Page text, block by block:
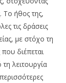
Το ήθος της,
τις δράσεις
με στόχο τη
διέπεται
λειτουργία